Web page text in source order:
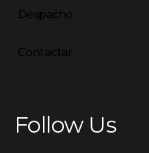
Despacho
Contactar
Follow Us